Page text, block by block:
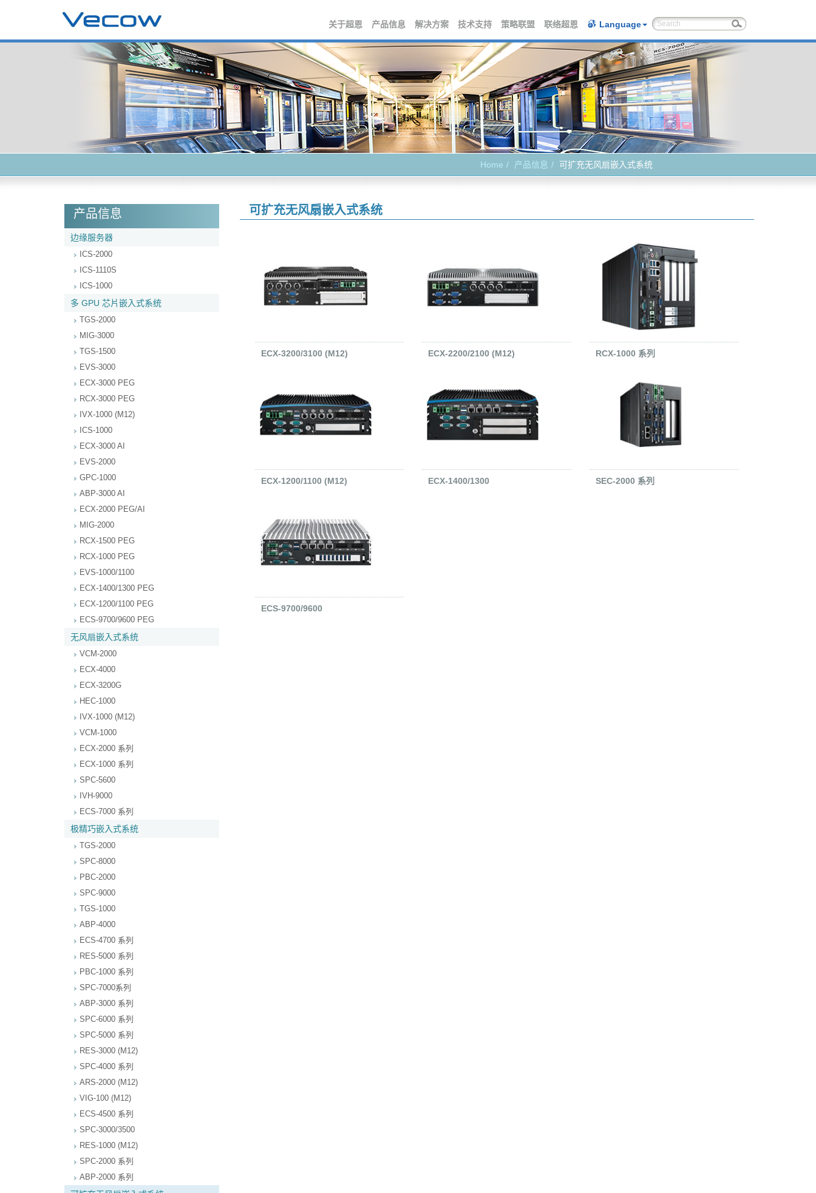
关于超恩 产品信息 解决方案 技术支持 策略联盟 联络超恩 Language
Home 产品信息 可扩充无风扇嵌入式系统
产品信息
边缘服务器
ICS-2000
ICS-1110S
ICS-1000
多 GPU 芯片嵌入式系统
TGS-2000
MIG-3000
TGS-1500
EVS-3000
ECX-3000 PEG
RCX-3000 PEG
IVX-1000 (M12)
ICS-1000
ECX-3000 AI
EVS-2000
GPC-1000
ABP-3000 AI
ECX-2000 PEG/AI
MIG-2000
RCX-1500 PEG
RCX-1000 PEG
EVS-1000/1100
ECX-1400/1300 PEG
ECX-1200/1100 PEG
ECS-9700/9600 PEG
无风扇嵌入式系统
VCM-2000
ECX-4000
ECX-3200G
HEC-1000
IVX-1000 (M12)
VCM-1000
ECX-2000 系列
ECX-1000 系列
SPC-5600
IVH-9000
ECS-7000 系列
极精巧嵌入式系统
TGS-2000
SPC-8000
PBC-2000
SPC-9000
TGS-1000
ABP-4000
ECS-4700 系列
RES-5000 系列
PBC-1000 系列
SPC-7000系列
ABP-3000 系列
SPC-6000 系列
SPC-5000 系列
RES-3000 (M12)
SPC-4000 系列
ARS-2000 (M12)
VIG-100 (M12)
ECS-4500 系列
SPC-3000/3500
RES-1000 (M12)
SPC-2000 系列
ABP-2000 系列
可扩充无风扇嵌入式系统
ECX-3200/3100 (M12) ECX-2200/2100 (M12) RCX-1000 系列
ECX-1200/1100 (M12) ECX-1400/1300 SEC-2000 系列
ECS-9700/9600